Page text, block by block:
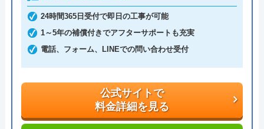
土日祝日・深夜早朝含む24時間365日、いつ相談し
ても割増料金がかからず、作業が始まるまでは一切
費用がかからないかなり信頼できる業者です。
ため技術力はもちろん接客もよく、トイレや排水
管、給湯器や蛇口の修理交換まで水回りのことなら
何でも相談できます。
24時間365日受付で即日の工事が可能
1～5年の補償付きでアフターサポートも充実
電話、フォーム、LINEでの問い合わせ受付
公式サイトで
料金詳細を見る